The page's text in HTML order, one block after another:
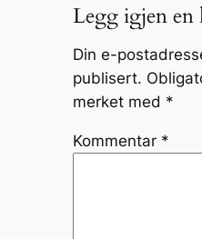
Legg igjen en
Din e-
publisert.
merket med *
Kommentar *